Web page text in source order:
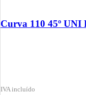
Curva 110 45º UNI